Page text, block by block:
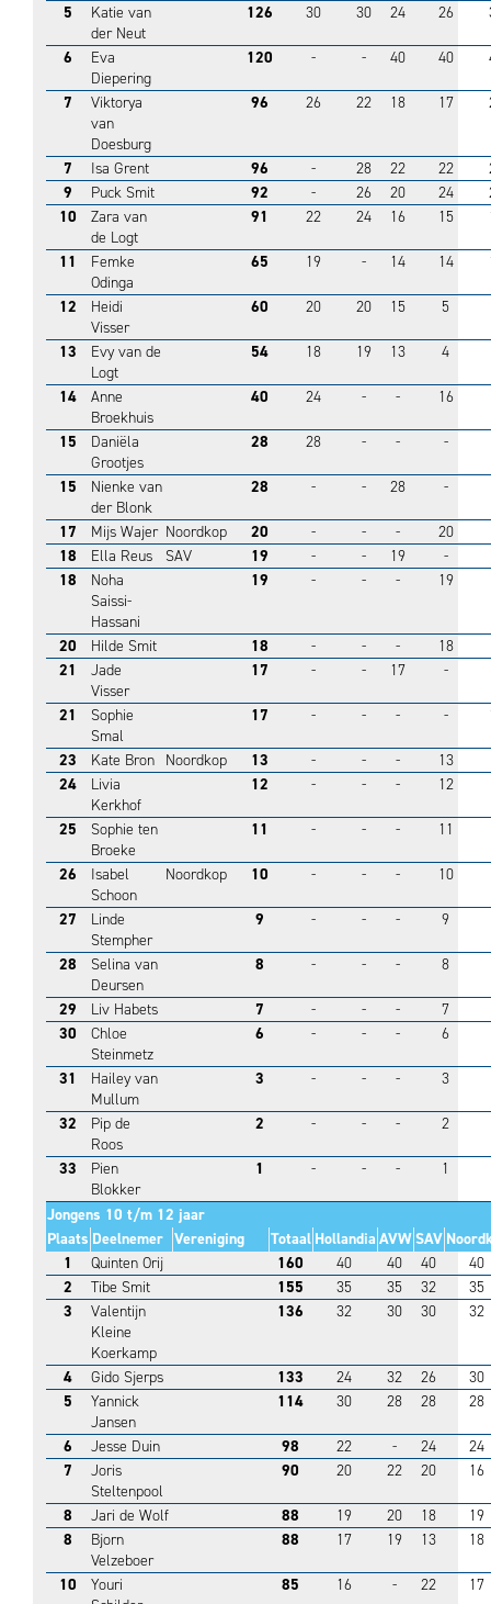
5
Katie van
der Neut
126 30 30 24 26
6
Eva
Diepering
120 - - 40 40
7
Viktorya
van
Doesburg
96 26 22 18 17
7 Isa Grent 96 - 28 22 22
9
Puck Smit 92 - 26 20 24
10
Zara van
de Logt
91 22 24 16 15
11
Femke
Odinga
65 19 - 14 14
12
Heidi
Visser
60 20 20 15 5
13
Evy van de
Logt
54 18 19 13 4
14
Anne
Broekhuis
40 24 - - 16
15
Daniëla
Grootjes
28 28 - - -
15
Nienke van
der Blonk
28 - - 28 -
17 Mijs Wajer Noordkop 20 - - -
20
18
Ella Reus SAV 19 - - 19
-
18
Noha
Saissi-
Hassani
19 - - - 19
20 Hilde Smit 18 - - -
18
21
Jade
Visser
17 - - 17 -
21
Sophie
Smal
17 - - - -
23 Kate Bron Noordkop 13 - - -
13
24
Livia
Kerkhof
12 - - - 12
25
Sophie ten
Broeke
11 - - - 11
26
Isabel
Schoon
Noordkop 10 - - - 10
27
Linde
Stempher
9 - - - 9
28
Selina van
Deursen
8 - - - 8
29 Liv Habets 7 - - -
7
30
Chloe
Steinmetz
6 - - - 6
31
Hailey van
Mullum
3 - - - 3
32
Pip de
Roos
2 - - - 2
33
Pien
Blokker
1 - - - 1
Jongens 10 t/m 12 jaar
Plaats Deelnemer Vereniging Totaal Hollandia AVWSAV
1
Quinten Orij 160 40 40 40
40
2
Tibe Smit 155 35 35 32
35
3
Valentijn
Kleine
Koerkamp
136 32 30 30 32
4 Gido Sjerps 133 24 32 26
30
5
Yannick
Jansen
114 30 28 28 28
6 Jesse Duin 98 22 - 24
24
7
Joris
Steltenpool
90 20 22 20 16
8 Jari de Wolf 88 19 20 18
19
8
Bjorn
Velzeboer
88 17 19 13 18
10
Youri
85 16 - 22 17